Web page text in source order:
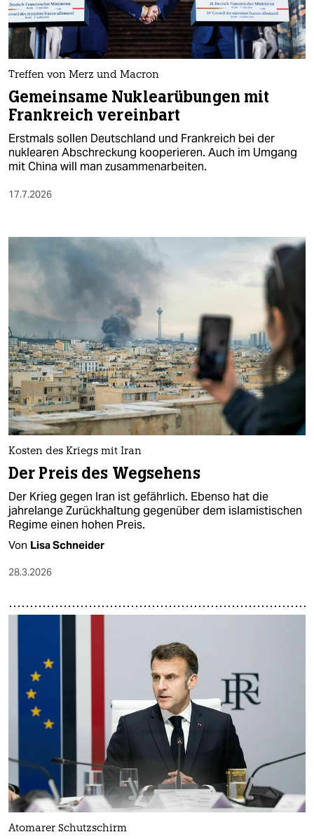
nord
wahrheit
verlag
verlag
veranstaltungen
unterstützen
abo
genossenschaft
epaper login
Treffen von Merz und Macron
Gemeinsame Nuklearübungen mit
Frankreich vereinbart
Erstmals sollen Deutschland und Frankreich bei der
nuklearen Abschreckung kooperieren. Auch im Umgang
mit China will man zusammenarbeiten.
17.7.2026
Kosten des Kriegs mit Iran
Der Preis des Wegsehens
Der Krieg gegen Iran ist gefährlich. Ebenso hat die
jahrelange Zurückhaltung gegenüber dem islamistischen
Regime einen hohen Preis.
Von Lisa Schneider
28.3.2026
Atomarer Schutzschirm